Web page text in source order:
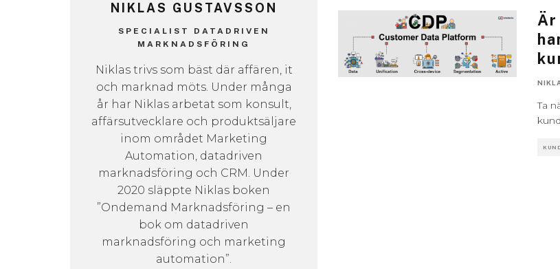
NIKLAS GUSTAVSSON
SPECIALIST DATADRIVEN
MARKNADSFÖRING
Niklas trivs som bäst där affären, it
och marknad möts. Under många
år har Niklas arbetat som konsult,
affärsutvecklare och produktsäljare
inom området Marketing
Automation, datadriven
marknadsföring och CRM. Under
2020 släppte Niklas boken
”Ondemand Marknadsföring – en
bok om datadriven
marknadsföring och marketing
automation”.
Ta